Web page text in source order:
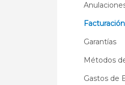
Facturación
Garantías
Métodos
Gastos de